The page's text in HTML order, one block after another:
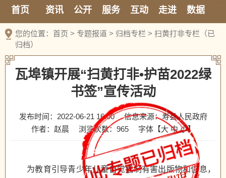
首页 资讯 公开 服务 互动 走进
数据
新媒体
您的位置： 首页 > 专题报道 > 归档专栏 > 扫黄打非专栏（已
归档）
瓦埠镇开展“扫黄打非•护苗2022绿
书签”宣传活动
发布时间：2022-06-21 16:00
信息来源：寿县人民政府
作者：赵晨
浏览次数： 965 字体【大 中 小】
为教育引导青少年儿童自觉抵制有害出版物和信息，